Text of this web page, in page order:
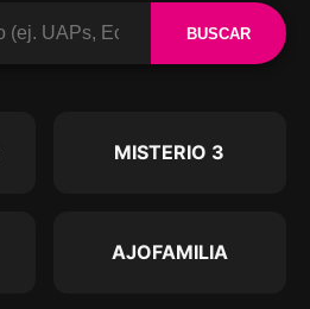
BUSCAR
MISTERIO 3
AJOFAMILIA